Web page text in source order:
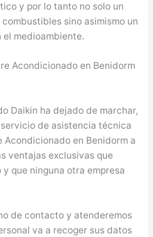
y por lo tanto no solo un
sino asimismo un
el medioambiente.
Acondicionado en Benidorm
Daikin ha dejado de marchar,
de asistencia técnica
Acondicionado en Benidorm a
ventajas exclusivas que
que ninguna otra empresa
de contacto y atenderemos
va a recoger sus datos